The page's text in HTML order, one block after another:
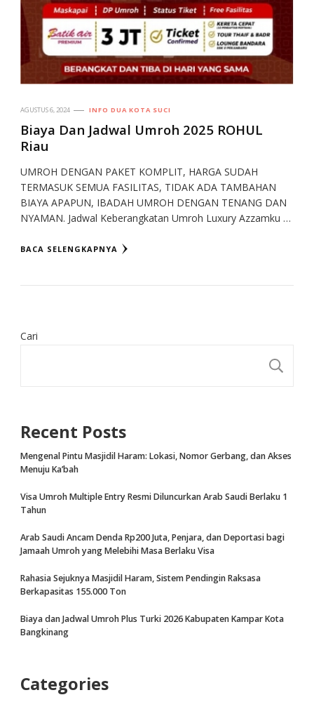
AGUSTUS 6, 2024 INFO DUA KOTA SUCI
Biaya Dan Jadwal Umroh 2025 ROHUL
Riau
UMROH DENGAN PAKET KOMPLIT, HARGA SUDAH
TERMASUK SEMUA FASILITAS, TIDAK ADA TAMBAHAN
BIAYA APAPUN, IBADAH UMROH DENGAN TENANG DAN
NYAMAN. Jadwal Keberangkatan Umroh Luxury Azzamku …
BACA SELENGKAPNYA
Cari
Recent Posts
Mengenal Pintu Masjidil Haram: Lokasi, Nomor Gerbang, dan Akses
Menuju Ka’bah
Visa Umroh Multiple Entry Resmi Diluncurkan Arab Saudi Berlaku 1
Tahun
Arab Saudi Ancam Denda Rp200 Juta, Penjara, dan Deportasi bagi
Jamaah Umroh yang Melebihi Masa Berlaku Visa
Rahasia Sejuknya Masjidil Haram, Sistem Pendingin Raksasa
Berkapasitas 155.000 Ton
Biaya dan Jadwal Umroh Plus Turki 2026 Kabupaten Kampar Kota
Bangkinang
Categories